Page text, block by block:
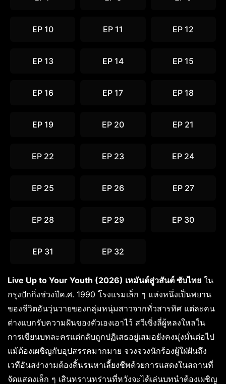
EP 10 EP 11 EP 12
EP 13 EP 14 EP 15
EP 16 EP 17 EP 18
EP 19 EP 20 EP 21
EP 22 EP 23 EP 24
EP 25 EP 26 EP 27
EP 28 EP 29 EP 30
EP 31 EP 32
Live Up to Your Youth (2026) เหมันต์สู่วสันต์ ซับไทย ใน
กรุงปักกิ่งช่วงปีค.ศ. 1990 โรงแรมเล็ก ๆ แห่งหนึ่งเป็นพยาน
ของชีวิตอันวุ่นวายของกลุ่มหนุ่มสาวจากทั่วสารทิศ แต่ละคน
ต่างแบกรับความฝันของตัวเองเอาไว้ สวีเซิ่งลี่ผู้หลงใหลใน
การเขียนบทละครแต่กลับถูกปฏิเสธอยู่เสมอยังคงมุ่งมั่นต่อไป
แม้ต้องเผชิญกับอุปสรรคมากมาย จวงจวงนักร้องผู้ใฝ่ฝันถึง
เวทีอันสง่างามต้องดิ้นรนหาเลี้ยงชีพด้วยการแสดงในสถานที่
จัดแสดงเล็ก ๆ เสินหรานหร่านที่หวังจะได้เล่นบทนำต้องเผชิญ